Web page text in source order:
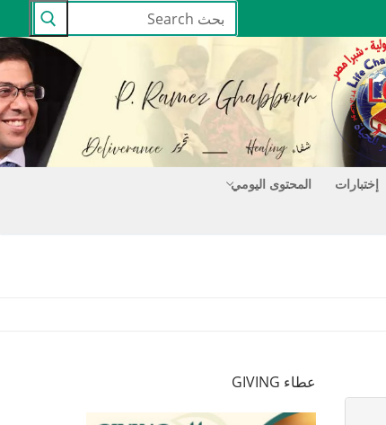
البحث
عن:
إختبارات
المحتوى اليومي
عطاء GIVING